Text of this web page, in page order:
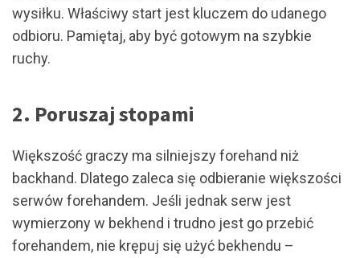
wysiłku. Właściwy start jest kluczem do udanego
odbioru. Pamiętaj, aby być gotowym na szybkie
ruchy.
2. Poruszaj stopami
Większość graczy ma silniejszy forehand niż
backhand. Dlatego zaleca się odbieranie większości
serwów forehandem. Jeśli jednak serw jest
wymierzony w bekhend i trudno jest go przebić
forehandem, nie krępuj się użyć bekhendu –